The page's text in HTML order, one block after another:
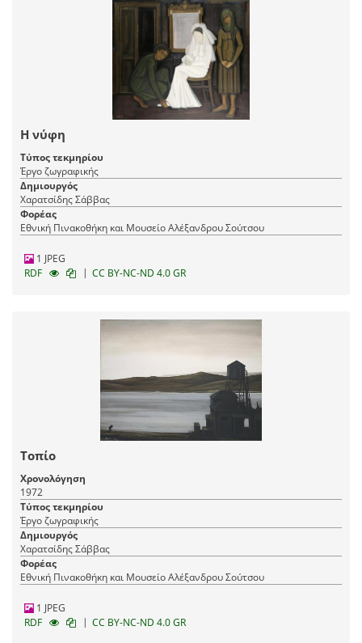
Η νύφη
Τύπος τεκμηρίου
Έργο ζωγραφικής
Δημιουργός
Χαρατσίδης Σάββας
Φορέας
Εθνική Πινακοθήκη και Μουσείο Αλέξανδρου Σούτσου
1 JPEG
RDF
| CC BY-NC-ND 4.0 GR
Τοπίο
Χρονολόγηση
1972
Τύπος τεκμηρίου
Έργο ζωγραφικής
Δημιουργός
Χαρατσίδης Σάββας
Φορέας
Εθνική Πινακοθήκη και Μουσείο Αλέξανδρου Σούτσου
1 JPEG
RDF
| CC BY-NC-ND 4.0 GR